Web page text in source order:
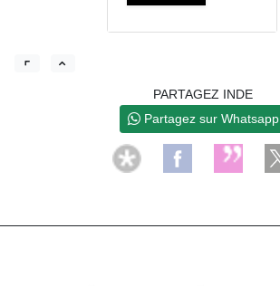
PARTAGEZ INDE
Partagez sur Whatsapp